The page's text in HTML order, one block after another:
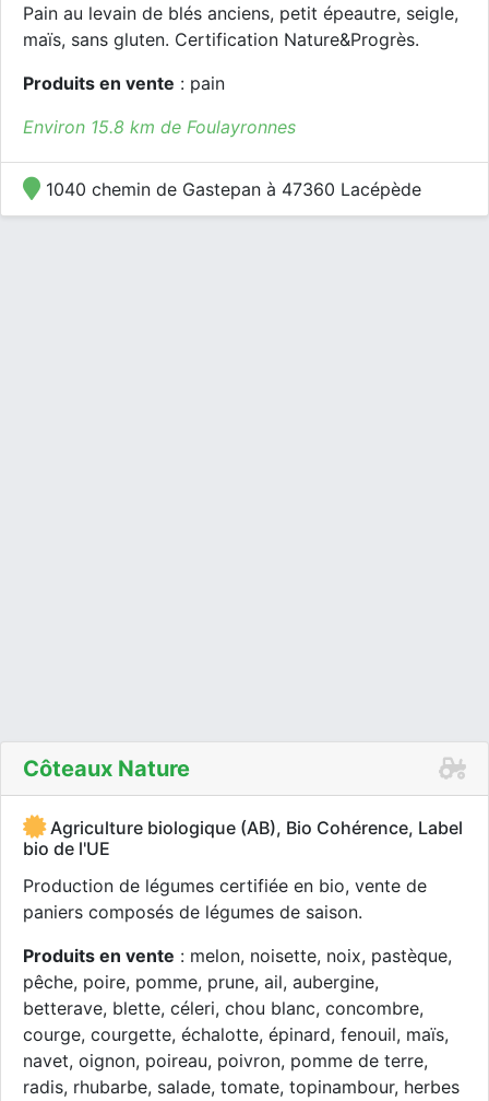
Pain au levain de blés anciens, petit épeautre, seigle,
maïs, sans gluten. Certification Nature&Progrès.
Produits en vente : pain
Environ 15.8 km de Foulayronnes
1040 chemin de Gastepan à 47360 Lacépède
Côteaux Nature
Agriculture biologique (AB), Bio Cohérence, Label
bio de l'UE
Production de légumes certifiée en bio, vente de
paniers composés de légumes de saison.
Produits en vente : melon, noisette, noix, pastèque,
pêche, poire, pomme, prune, ail, aubergine,
betterave, blette, céleri, chou blanc, concombre,
courge, courgette, échalotte, épinard, fenouil, maïs,
navet, oignon, poireau, poivron, pomme de terre,
radis, rhubarbe, salade, tomate, topinambour, herbes